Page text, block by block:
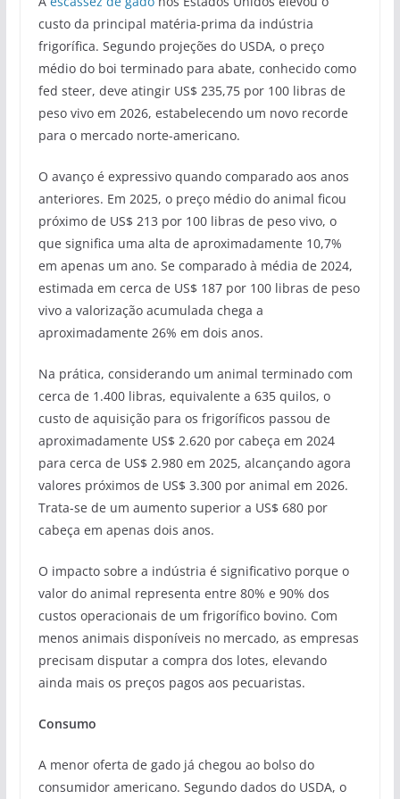
custo da principal matéria-prima da indústria
frigorífica. Segundo projeções do USDA, o preço
médio do boi terminado para abate, conhecido como
fed steer, deve atingir US$ 235,75 por 100 libras de
peso vivo em 2026, estabelecendo um novo recorde
para o mercado norte-americano.
O avanço é expressivo quando comparado aos anos
anteriores. Em 2025, o preço médio do animal ficou
próximo de US$ 213 por 100 libras de peso vivo, o
que significa uma alta de aproximadamente 10,7%
em apenas um ano. Se comparado à média de 2024,
estimada em cerca de US$ 187 por 100 libras de peso
vivo a valorização acumulada chega a
aproximadamente 26% em dois anos.
Na prática, considerando um animal terminado com
cerca de 1.400 libras, equivalente a 635 quilos, o
custo de aquisição para os frigoríficos passou de
aproximadamente US$ 2.620 por cabeça em 2024
para cerca de US$ 2.980 em 2025, alcançando agora
valores próximos de US$ 3.300 por animal em 2026.
Trata-se de um aumento superior a US$ 680 por
cabeça em apenas dois anos.
O impacto sobre a indústria é significativo porque o
valor do animal representa entre 80% e 90% dos
custos operacionais de um frigorífico bovino. Com
menos animais disponíveis no mercado, as empresas
precisam disputar a compra dos lotes, elevando
ainda mais os preços pagos aos pecuaristas.
Consumo
A menor oferta de gado já chegou ao bolso do
consumidor americano. Segundo dados do USDA, o